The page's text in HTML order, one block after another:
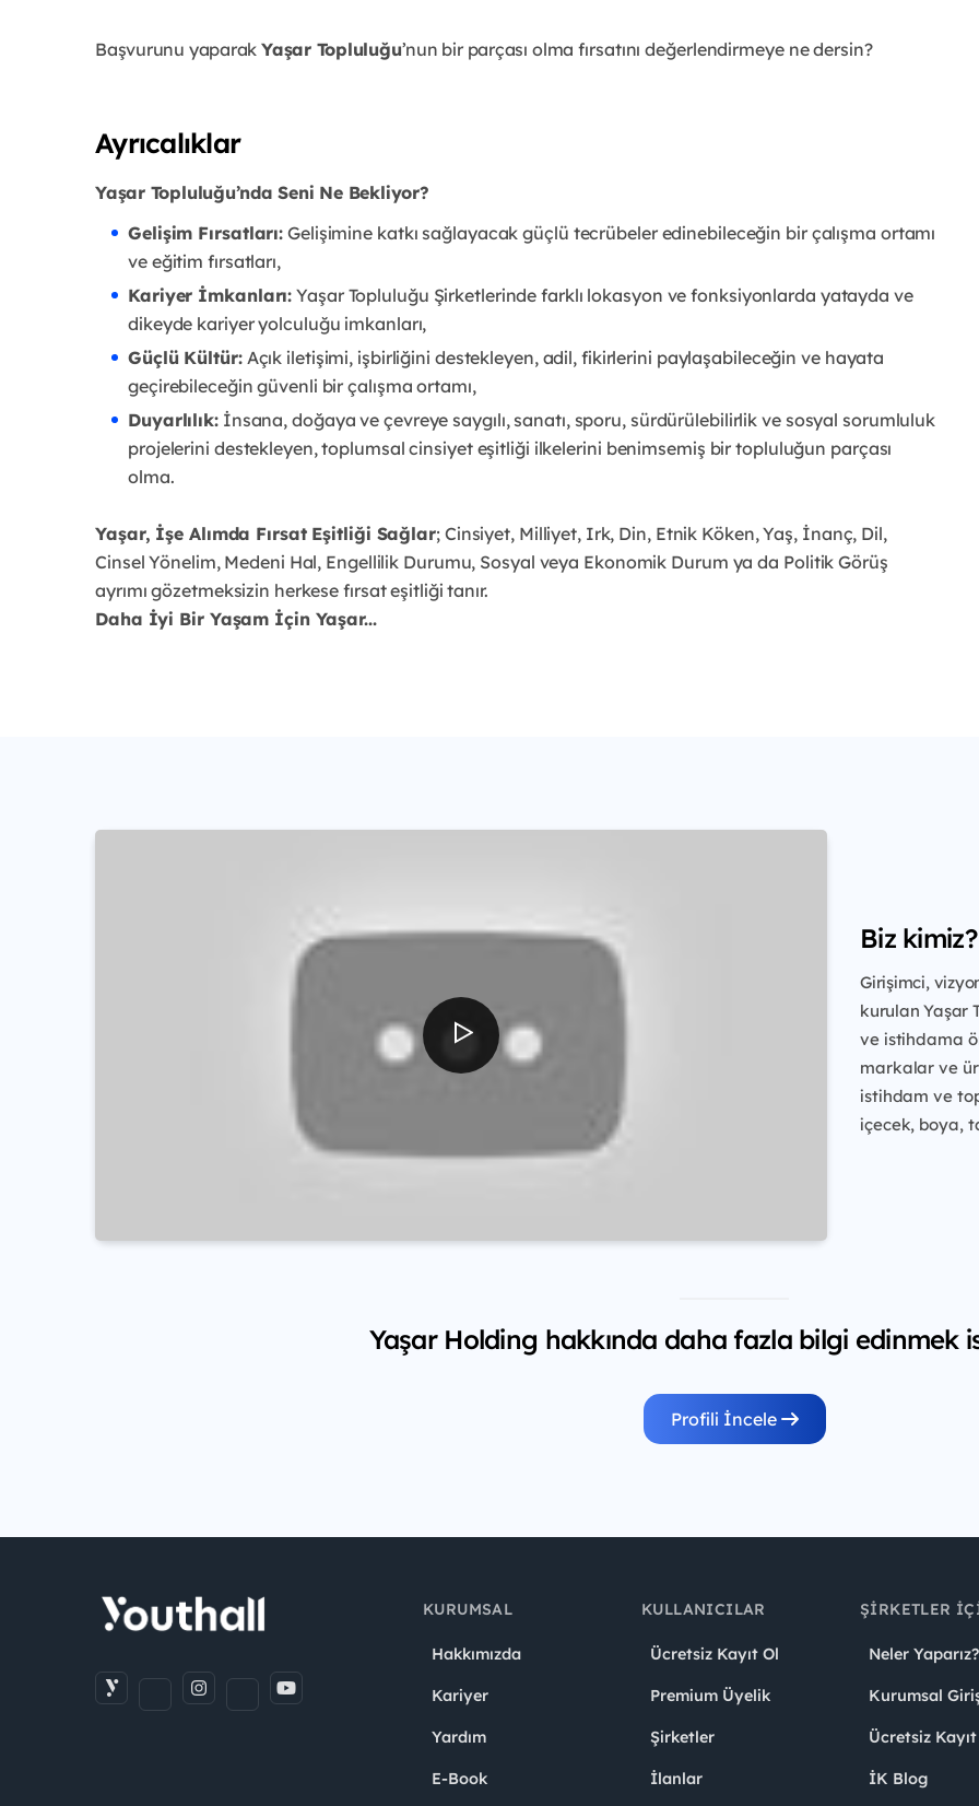
Başvurunu yaparak Yaşar Topluluğu’nun bir parçası olma fırsatını değerlendirmeye ne dersin?
Ayrıcalıklar
Yaşar Topluluğu’nda Seni Ne Bekliyor?
Gelişim Fırsatları: Gelişimine katkı sağlayacak güçlü tecrübeler edinebileceğin bir çalışma ortamı
ve eğitim fırsatları,
Kariyer İmkanları: Yaşar Topluluğu Şirketlerinde farklı lokasyon ve fonksiyonlarda yatayda ve
dikeyde kariyer yolculuğu imkanları,
Güçlü Kültür:Açık iletişimi, işbirliğini destekleyen, adil, fikirlerini paylaşabileceğin ve hayata
geçirebileceğin güvenli bir çalışma ortamı,
Duyarlılık:İnsana, doğaya ve çevreye saygılı, sanatı, sporu, sürdürülebilirlik ve sosyal sorumluluk
projelerini destekleyen, toplumsal cinsiyet eşitliği ilkelerini benimsemiş bir topluluğun parçası
olma.
Yaşar, İşe Alımda Fırsat Eşitliği Sağlar; Cinsiyet, Milliyet, Irk, Din, Etnik Köken, Yaş, İnanç, Dil,
Cinsel Yönelim, Medeni Hal, Engellilik Durumu, Sosyal veya Ekonomik Durum ya da Politik Görüş
ayrımı gözetmeksizin herkese fırsat eşitliği tanır.
Daha İyi Bir Yaşam İçin Yaşar...
Biz kimiz?
Girişimci,
kurulan Yaşar
ve istihdama
markalar ve
istihdamve
içecek, boya,
Yaşar Holding hakkında daha fazla bilgi edinmek
Profili İncele
KURUMSAL
Hakkımızda
Kariyer
Yardım
E-Book
KULLANICILAR
Ücretsiz Kayıt Ol
Premium Üyelik
Şirketler
İlanlar
ŞIRKETLER
Neler Yaparız?
Kurumsal
Ücretsiz Kayıt
İK Blog